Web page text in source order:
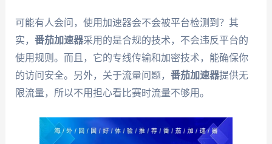
可能有人会问，使用加速器会不会被平台检测到？其
实， 番茄加速器采用的是合规的技术，不会违反平台的
使用规则。而且，它的专线传输和加密技术，能确保你
的访问安全。另外，关于流量问题， 番茄加速器提供无
限流量，所以不用担心看比赛时流量不够用。